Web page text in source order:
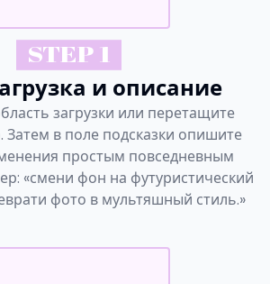
STEP 1
и описание
загрузки или перетащите
Затем в поле подсказки опишите
простым повседневным
«смени фон на футуристический
фото в мультяшный стиль.»